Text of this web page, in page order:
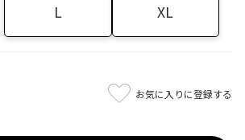
L XL
お気に入りに登録する